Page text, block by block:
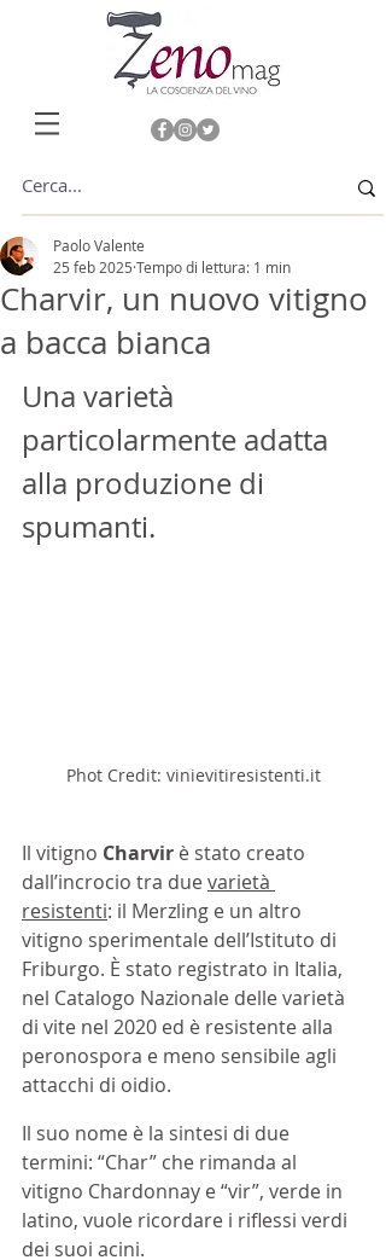
Charvir, un nuovo vitigno
a bacca bianca
Paolo Valente
25 feb 2025 Tempo di lettura: 1 min
Una varietà
particolarmente adatta
alla produzione di
spumanti.
Phot Credit: vinievitiresistenti.it
Il vitigno Charvir è stato creato
dall’incrocio tra due varietà
resistenti: il Merzling e un altro
vitigno sperimentale dell’Istituto di
Friburgo. È stato registrato in Italia,
nel Catalogo Nazionale delle varietà
di vite nel 2020 ed è resistente alla
peronospora e meno sensibile agli
attacchi di oidio.
Il suo nome è la sintesi di due
termini: “Char” che rimanda al
vitigno Chardonnay e “vir”, verde in
latino, vuole ricordare i riflessi verdi
dei suoi acini.